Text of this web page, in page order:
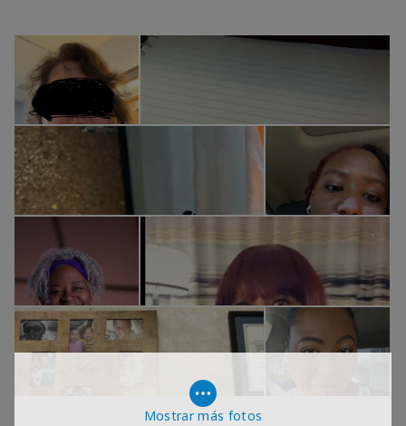
Mostrar más fotos